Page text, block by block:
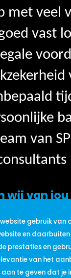
met veel
vast
van
wij van jou
QC
zoek
met:
gebruik van
en
prestaties en
van het
aan te geven dat je